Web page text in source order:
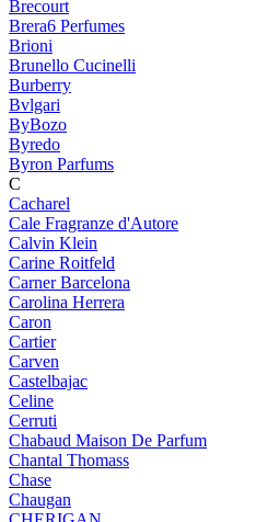
Brecourt
Brera6 Perfumes
Brioni
Brunello Cucinelli
Burberry
Bvlgari
ByBozo
Byredo
Byron Parfums
C
Cacharel
Cale Fragranze d'Autore
Calvin Klein
Carine Roitfeld
Carner Barcelona
Carolina Herrera
Caron
Cartier
Carven
Castelbajac
Celine
Cerruti
Chabaud Maison De Parfum
Chantal Thomass
Chase
Chaugan